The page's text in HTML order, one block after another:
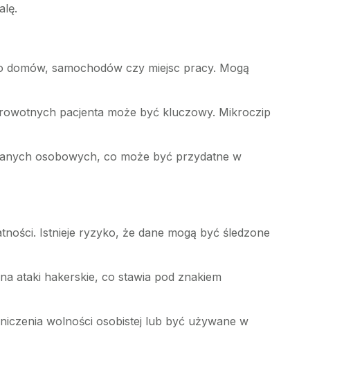
samochodów czy miejsc pracy. Mogą
pacjenta może być kluczowy. Mikroczip
osobowych, co może być przydatne w
Istnieje ryzyko, że dane mogą być śledzone
ataki hakerskie, co stawia pod znakiem
wolności osobistej lub być używane w